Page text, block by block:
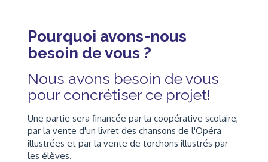
Pourquoi avons-nous
besoin de vous ?
Nous avons besoin de vous
pour concrétiser ce projet!
Une partie sera financée par la coopérative scolaire,
par la vente d'un livret des chansons de l'Opéra
illustrées et par la vente de torchons illustrés par
les élèves.